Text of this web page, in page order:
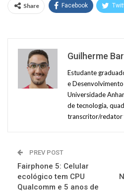
Share Facebook
Guilherme
Estudante
e
Universidade
de tecnologia,
transcritor/redator
PREV POST
Fairphone 5: Celular
ecológico tem CPU
Qualcomm e 5 anos de